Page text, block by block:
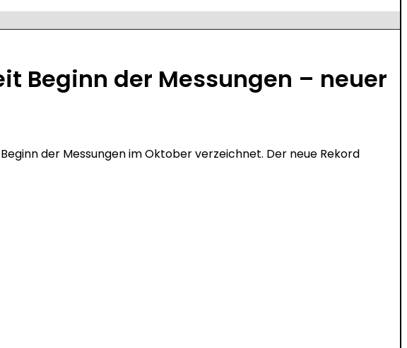
Beginn der Messungen – neuer
der Messungen im Oktober verzeichnet. Der neue Rekord